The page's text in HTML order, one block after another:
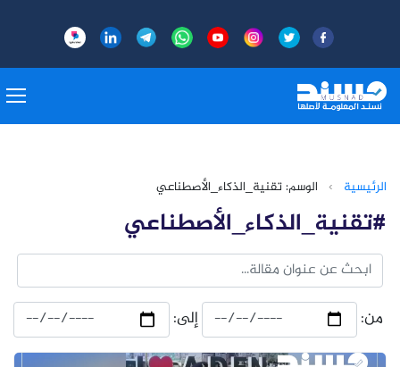
الرئيسية › الوسم: تقنية_الذكاء_الأصطناعي
#تقنية_الذكاء_الأصطناعي
من: إلى: